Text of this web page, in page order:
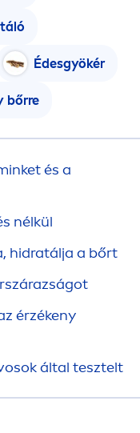
Édesgyökér
bőrre
és a
nélkül
hidratálja a bőrt
érzékeny
által tesztelt